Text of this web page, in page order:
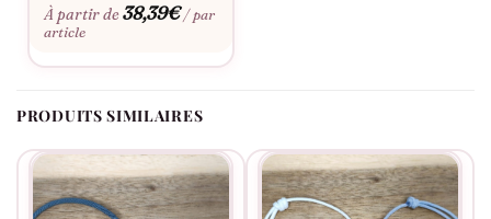
qu’un simple bijou. Ils sont un engagement à porter, une
promesse faite de matériaux nobles, et une manière élégante
de rester connecté à votre bien-aimé, peu importe la distance.
À partir de38,39€ / par
article
PRODUITS SIMILAIRES